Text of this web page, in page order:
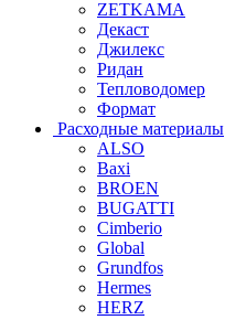
ZETKAMA
Декаст
Джилекс
Ридан
Тепловодомер
Формат
Расходные материалы
ALSO
Baxi
BROEN
BUGATTI
Cimberio
Global
Grundfos
Hermes
HERZ